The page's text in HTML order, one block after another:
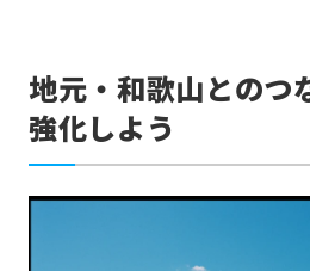
地元・和歌山とのつ
強化しよう